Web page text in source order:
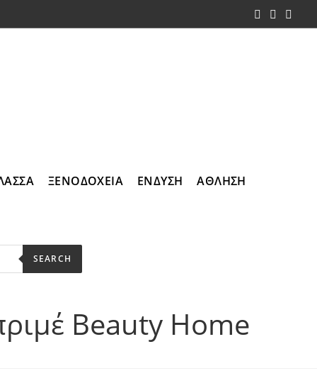
ΞΕΝΟΔΟΧΕΙΑ ΕΝΔΥΣΗ ΑΘΛΗΣΗ
SEARCH
Beauty Home